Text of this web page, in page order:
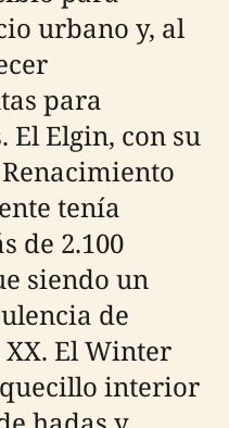
urbano y, al
para
Elgin, con su
tenía
de 2.100
siendo un
de
El Winter
interior